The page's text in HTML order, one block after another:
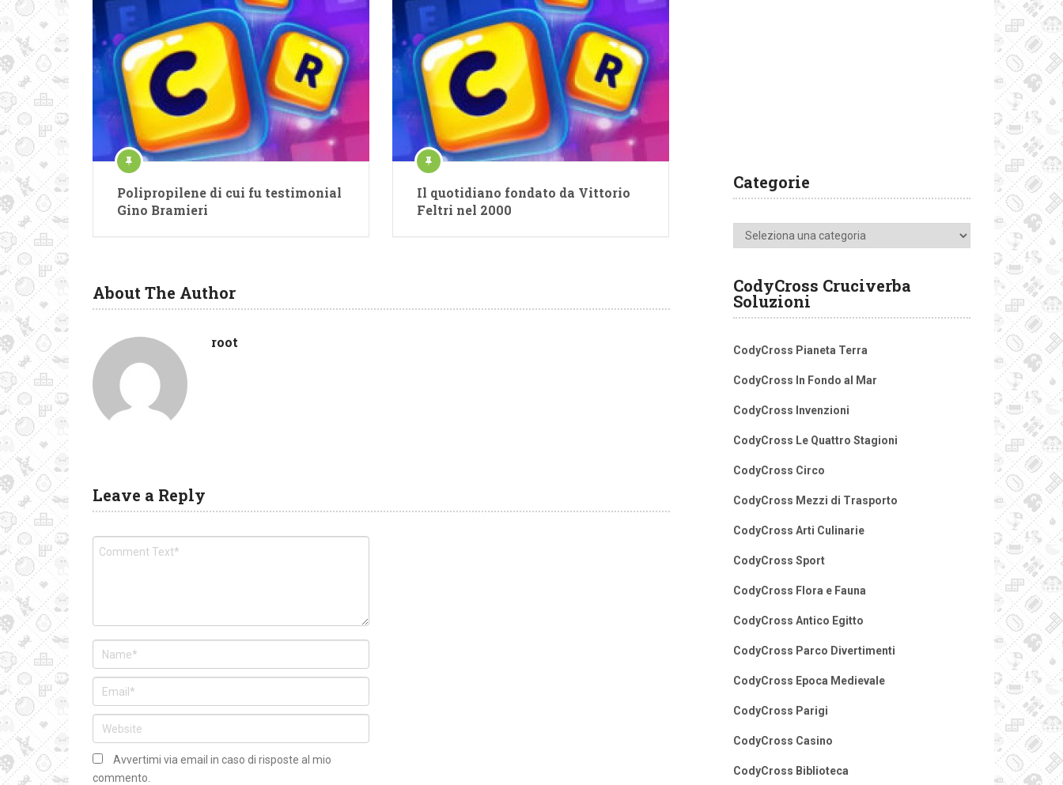
Polipropilene di cui fu testimonial
Gino Bramieri
Il quotidiano fondato da Vittorio
Feltri nel 2000
About The Author
root
Leave a Reply
Avvertimi via email in caso di risposte al mio
commento.
Categorie
Categorie
CodyCross Cruciverba
Soluzioni
CodyCross Pianeta Terra
CodyCross In Fondo al Mar
CodyCross Invenzioni
CodyCross Le Quattro Stagioni
CodyCross Circo
CodyCross Mezzi di Trasporto
CodyCross Arti Culinarie
CodyCross Sport
CodyCross Flora e Fauna
CodyCross Antico Egitto
CodyCross Parco Divertimenti
CodyCross Epoca Medievale
CodyCross Parigi
CodyCross Casino
CodyCross Biblioteca